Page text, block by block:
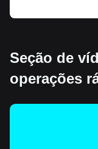
Seção de
operações